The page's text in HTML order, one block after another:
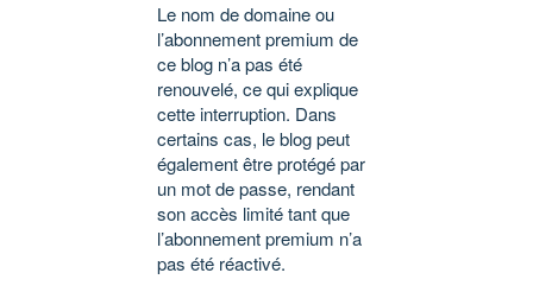
Le nom de domaine ou
l’abonnement premium de
ce blog n’a pas été
renouvelé, ce qui explique
cette interruption. Dans
certains cas, le blog peut
également être protégé par
un mot de passe, rendant
son accès limité tant que
l’abonnement premium n’a
pas été réactivé.